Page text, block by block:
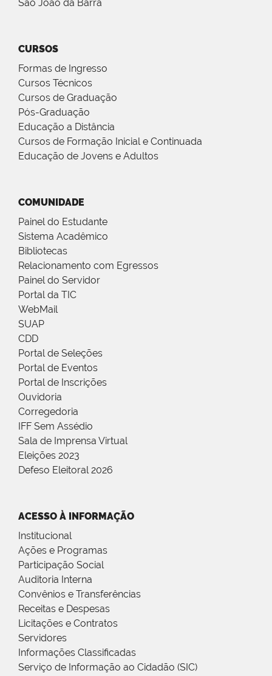
São João da Barra
CURSOS
Formas de Ingresso
Cursos Técnicos
Cursos de Graduação
Pós-Graduação
Educação a Distância
Cursos de Formação Inicial e Continuada
Educação de Jovens e Adultos
COMUNIDADE
Painel do Estudante
Sistema Acadêmico
Bibliotecas
Relacionamento com Egressos
Painel do Servidor
Portal da TIC
WebMail
SUAP
CDD
Portal de Seleções
Portal de Eventos
Portal de Inscrições
Ouvidoria
Corregedoria
IFF Sem Assédio
Sala de Imprensa Virtual
Eleições 2023
Defeso Eleitoral 2026
ACESSO À INFORMAÇÃO
Institucional
Ações e Programas
Participação Social
Auditoria Interna
Convênios e Transferências
Receitas e Despesas
Licitações e Contratos
Servidores
Informações Classificadas
Serviço de Informação ao Cidadão (SIC)